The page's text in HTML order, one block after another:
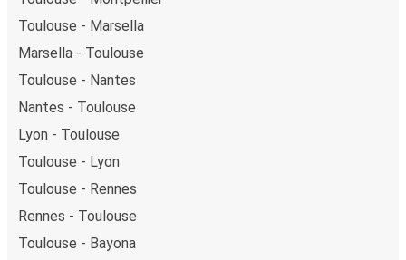
Toulouse - Marsella
Marsella - Toulouse
Toulouse - Nantes
Nantes - Toulouse
Lyon - Toulouse
Toulouse - Lyon
Toulouse - Rennes
Rennes - Toulouse
Toulouse - Bayona